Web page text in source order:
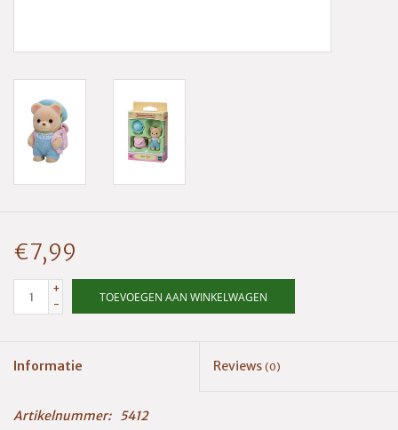
€7,99
+
-
TOEVOEGEN AAN WINKELWAGEN
Informatie Reviews (0)
Artikelnummer: 5412